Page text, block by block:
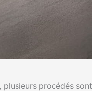
, plusieurs procédés sont